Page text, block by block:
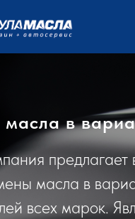
в
предлагает
масла в
всех марок.